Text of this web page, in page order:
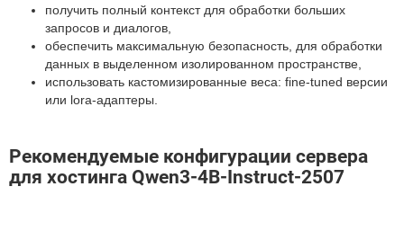
получить полный контекст для обработки больших
запросов и диалогов,
обеспечить максимальную безопасность, для обработки
данных в выделенном изолированном пространстве,
использовать кастомизированные веса: fine-tuned версии
или lora-адаптеры.
Рекомендуемые конфигурации сервера
для хостинга Qwen3-4B-Instruct-2507